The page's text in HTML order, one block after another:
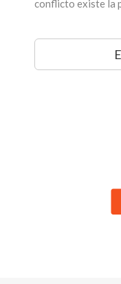
conflicto existe la